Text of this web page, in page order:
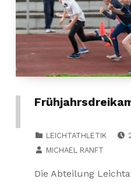
LEICHTATHLETIK
MICHAEL RANFT
Die Abteilung